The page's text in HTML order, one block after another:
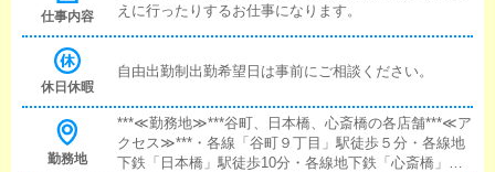
仕事内容
えに行ったりするお仕事になります。
休日休暇
自由出勤制出勤希望日は事前にご相談ください。
勤務地
***≪勤務地≫***谷町、日本橋、心斎橋の各店舗***≪ア
クセス≫***・各線「谷町９丁目」駅徒歩５分・各線地
下鉄「日本橋」駅徒歩10分・各線地下鉄「心斎橋」駅